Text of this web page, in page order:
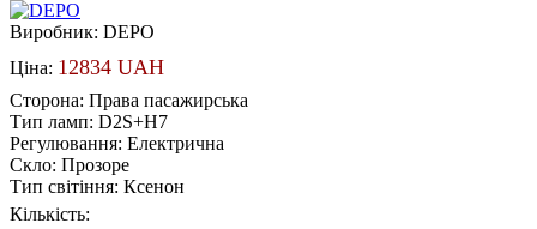
Виробник: DEPO
Ціна: 12834 UAH
Сторона: Права пасажирська
Тип ламп: D2S+H7
Регулювання: Електрична
Скло: Прозоре
Тип світіння: Ксенон
Кількість: